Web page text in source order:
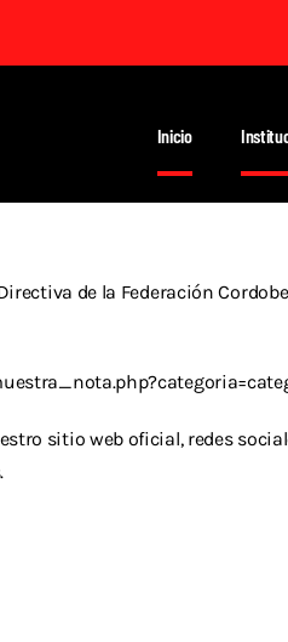
Inicio
de la Federación
sitio web oficial, redes